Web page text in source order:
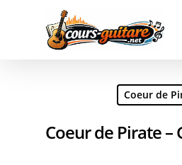
Hit enter to search or ESC to
Coeur de
Coeur de Pirate –